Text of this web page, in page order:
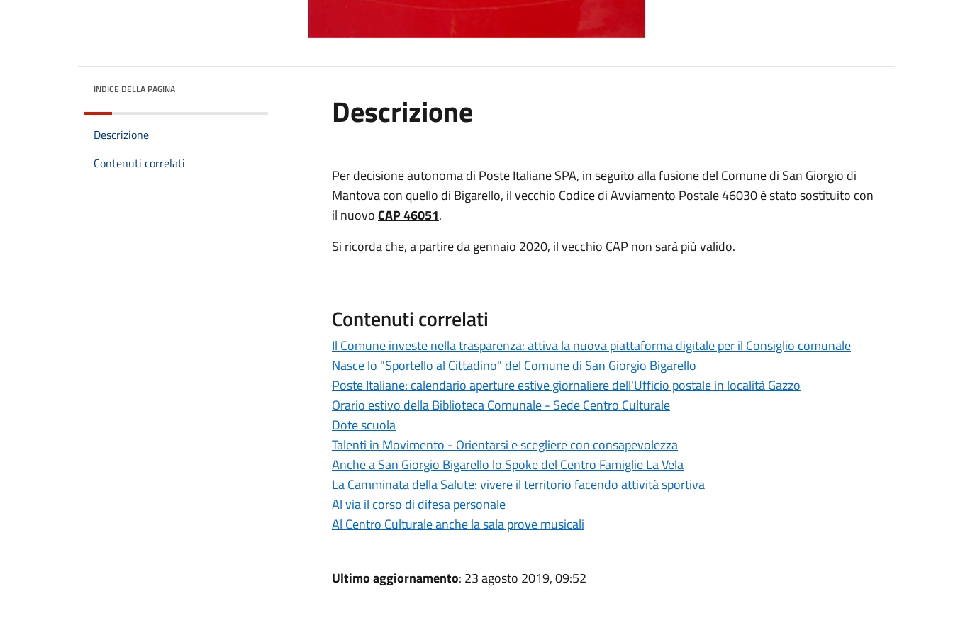
INDICE DELLA PAGINA
Descrizione
Contenuti correlati
Descrizione
Per decisione autonoma di Poste Italiane SPA, in seguito alla fusione del Comune di San Giorgio di
Mantova con quello di Bigarello, il vecchio Codice di Avviamento Postale 46030 è stato sostituito con
il nuovoCAP 46051.
Si ricorda che, a partire da gennaio 2020, il vecchio CAP non sarà più valido.
Contenuti correlati
Il Comune investe nella trasparenza: attiva la nuova piattaforma digitale per il Consiglio comunale
Nasce lo "Sportello al Cittadino" del Comune di San Giorgio Bigarello
Poste Italiane: calendario aperture estive giornaliere dell'Ufficio postale in località Gazzo
Orario estivo della Biblioteca Comunale - Sede Centro Culturale
Dote scuola
Talenti in Movimento - Orientarsi e scegliere con consapevolezza
Anche a San Giorgio Bigarello lo Spoke del Centro Famiglie La Vela
La Camminata della Salute: vivere il territorio facendo attività sportiva
Al via il corso di difesa personale
Al Centro Culturale anche la sala prove musicali
Ultimo aggiornamento: 23 agosto 2019, 09:52